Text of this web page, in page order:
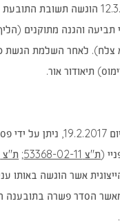
תביעה והגנה מתוקנים
צלח). לאחר השלמת הגשת
תיאודור אור.
בין לבין, ביום
(ת"צ 53368-02-11
בחלון
חדש)
; ת"צ 38620-11-11
אשר הוגשה באותו
הסדר פשרה בתובענה